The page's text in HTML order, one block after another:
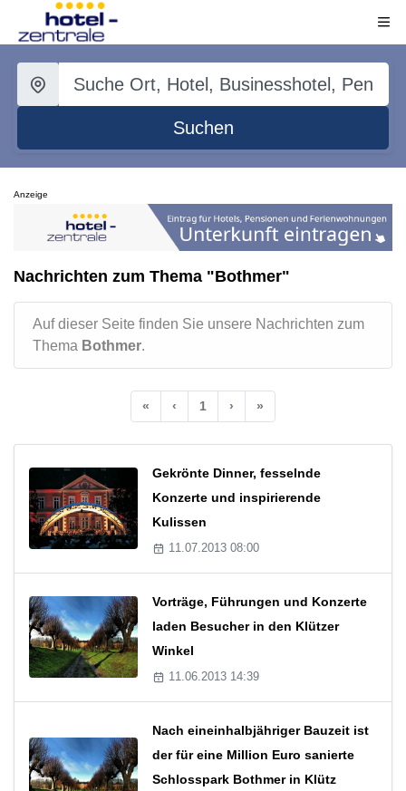
Suchen
Anzeige
Nachrichten zum Thema "Bothmer"
Auf dieser Seite finden Sie unsere Nachrichten zum
Thema Bothmer.
« ‹ 1 › »
Gekrönte Dinner, fesselnde
Konzerte und inspirierende
Kulissen
11.07.2013 08:00
Vorträge, Führungen und Konzerte
laden Besucher in den Klützer
Winkel
11.06.2013 14:39
Nach eineinhalbjähriger Bauzeit ist
der für eine Million Euro sanierte
Schlosspark Bothmer in Klütz